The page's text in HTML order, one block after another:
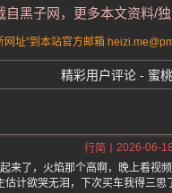
自黑子网，更多本文资料/
址”到本站官方邮箱
精彩用户评论 - 蜜
行简
2026-06-18
来了，火焰那个高啊，晚上看视
计欲哭无泪，下次买车我得三思